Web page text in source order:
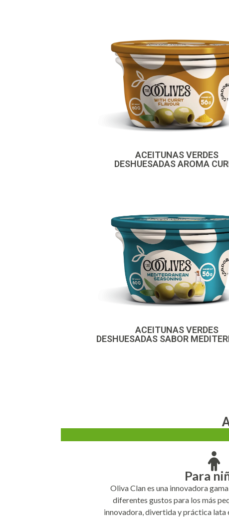
ACEITUNAS VERDES
DESHUESADAS AROMA
ACEITUNAS VERDES
DESHUESADAS SABOR
Para
Oliva Clan es una innovadora
diferentes gustos para los más
innovadora, divertida y práctica lata